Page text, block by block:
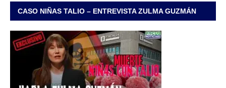
CASO NIÑAS TALIO – ENTREVISTA ZULMA GUZMÁN